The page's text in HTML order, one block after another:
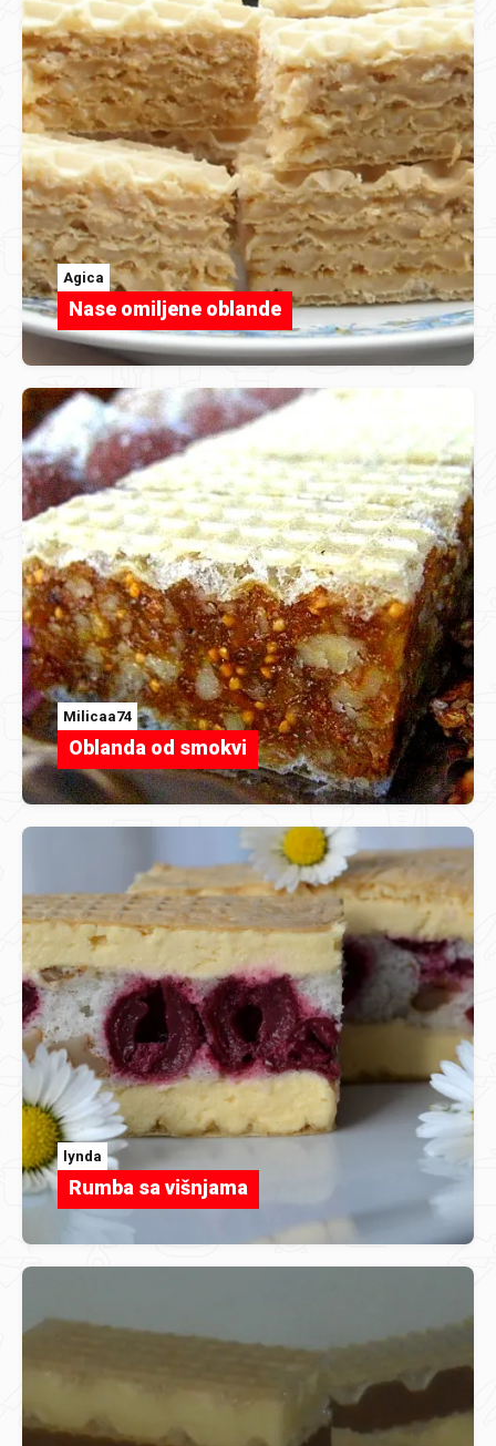
Agica
Nase omiljene oblande
Milicaa74
Oblanda od smokvi
lynda
Rumba sa višnjama